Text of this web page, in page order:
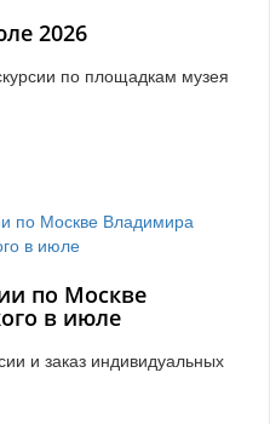
2026
по площадкам музея
по Москве
в июле
и заказ индивидуальных